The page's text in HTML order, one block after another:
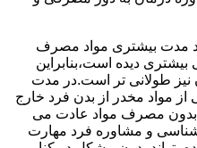
مدت بیشتری مواد مصرف
دیده است،بنابراین
نیز طولانی تر است.در مدت
مواد مخدر از بدن فرد خارج
بدون مصرف مواد عادت می
و مشاوره فرد مهارت